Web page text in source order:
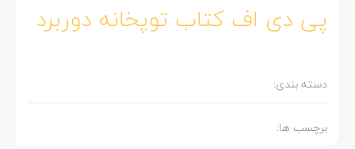
پی دی اف کتاب توپخانه دوربرد
دسته بندی:
برچسب ها: